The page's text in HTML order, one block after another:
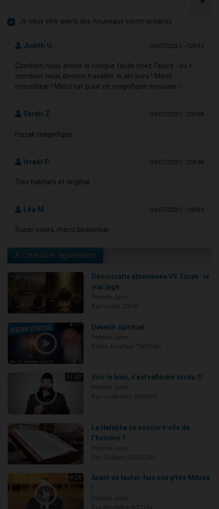
Je veux être averti des nouveaux commentaires
Judith U. 05/07/2021 - 12h35
Combien nous avons la critique facile chez l’autre , ou t
combien nous devons travailler le ain tova ! Merci
moustique ! Merci rav pour ce magnifique moussar !
Sarah Z. 04/07/2021 - 21h59
Hazak magnifique
Israël P. 04/07/2021 - 20h56
Très hakham et original
Léa M. 04/07/2021 - 18h39
Super cours, merci beaucoup
A consulter également
Démocratie athénienne VS Torah : le
vrai juge
Devenir spirituel
11:47 Voir le bien, c'est réfléchir tordu ?!
La Halakha se soucie-t-elle de
l’homme ?
9:28
Avant de fauter, fais une p'tite Mitsva
!